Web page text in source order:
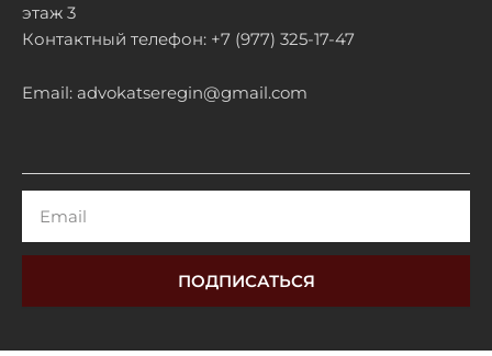
этаж 3
Контактный телефон: +7 (977) 325-17-47
Email: advokatseregin@gmail.com
ПОДПИСАТЬСЯ